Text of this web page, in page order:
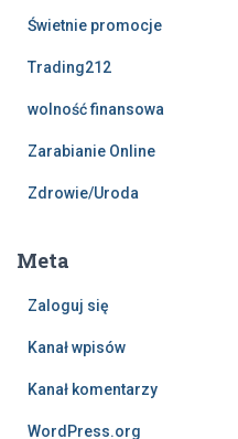
Świetnie promocje
Trading212
wolność finansowa
Zarabianie Online
Zdrowie/Uroda
Meta
Zaloguj się
Kanał wpisów
Kanał komentarzy
WordPress.org